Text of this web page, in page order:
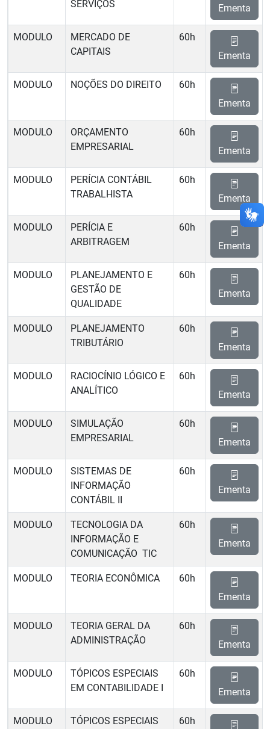
SERVIÇOS Ementa
MODULO
MERCADO DE
CAPITAIS
60h
Ementa
MODULO NOÇÕES DO DIREITO
60h
Ementa
MODULO
ORÇAMENTO
EMPRESARIAL
60h
Ementa
MODULO
PERÍCIA CONTÁBIL
TRABALHISTA
60h
Ementa
MODULO
PERÍCIA E
ARBITRAGEM
60h
Ementa
MODULO
PLANEJAMENTO E
GESTÃO DE
QUALIDADE
60h
Ementa
MODULO
PLANEJAMENTO
TRIBUTÁRIO
60h
Ementa
MODULO
RACIOCÍNIO LÓGICO E
ANALÍTICO
60h
Ementa
MODULO
SIMULAÇÃO
EMPRESARIAL
60h
Ementa
MODULO
SISTEMAS DE
INFORMAÇÃO
CONTÁBIL II
60h
Ementa
MODULO
TECNOLOGIA DA
INFORMAÇÃO E
COMUNICAÇÃO  TIC
60h
Ementa
MODULO TEORIA ECONÔMICA
60h
Ementa
MODULO
TEORIA GERAL DA
ADMINISTRAÇÃO
60h
Ementa
MODULO
TÓPICOS ESPECIAIS
EM CONTABILIDADE I
60h
Ementa
MODULO
TÓPICOS ESPECIAIS
60h